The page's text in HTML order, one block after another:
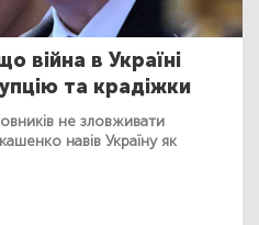
війна в Україні
та крадіжки
не зловживати
навів Україну як